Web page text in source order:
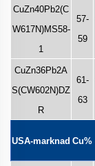
CuZn40Pb2(C
W617N)MS58-
1
57-
59
CuZn36Pb2A
S(CW602N)DZ
R
61-
63
USA-marknad Cu%